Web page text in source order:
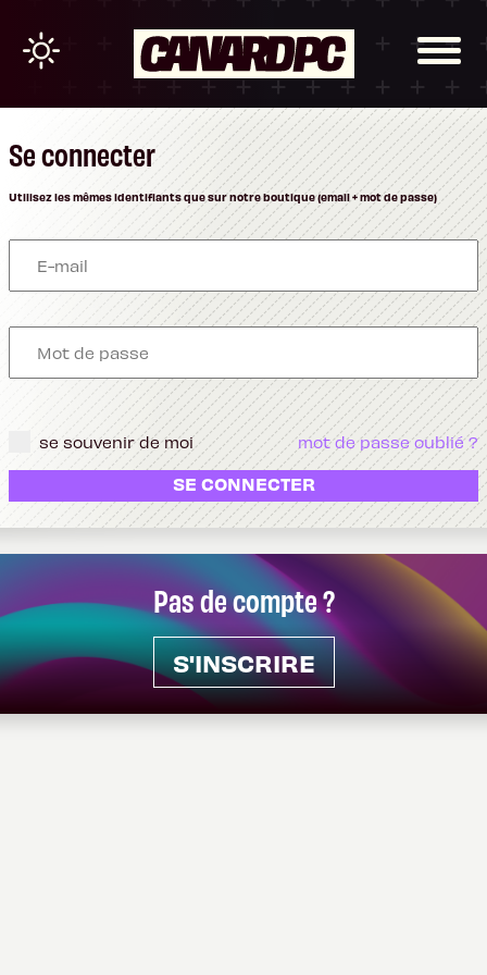
Pas de compte ?
S'INSCRIRE
Se connecter
Utilisez les mêmes identifiants que sur notre boutique (email + mot de passe)
se souvenir de moi mot de passe oublié ?
SE CONNECTER